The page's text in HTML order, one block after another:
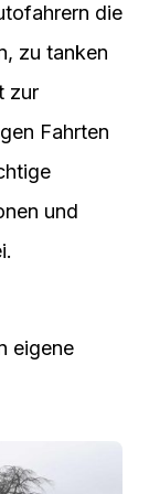
die
zu tanken
zur
Fahrten
und
eigene